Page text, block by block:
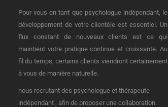
Pour vous en tant que psychologue indépendant, le
développement de votre clientèle est essentiel. Un
flux constant de nouveaux clients est ce qui
maintient votre pratique continue et croissante. Au
fil du temps, certains clients viendront certainement
à vous de manière naturelle.
nous recrutant des psychologue et thérapeute
indépendant , afin de proposer une collaboration.